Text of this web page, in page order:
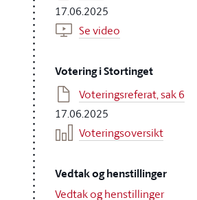
17.06.2025
Se video
Votering i Stortinget
Voteringsreferat, sak 6
17.06.2025
Voteringsoversikt
Vedtak og henstillinger
Vedtak og henstillinger